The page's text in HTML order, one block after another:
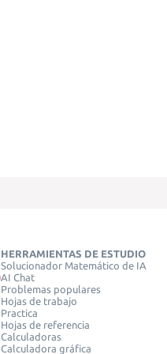
HERRAMIENTAS DE ESTUDIO
Solucionador Matemático de IA
AI Chat
Problemas populares
Hojas de trabajo
Practica
Hojas de referencia
Calculadoras
Calculadora gráfica